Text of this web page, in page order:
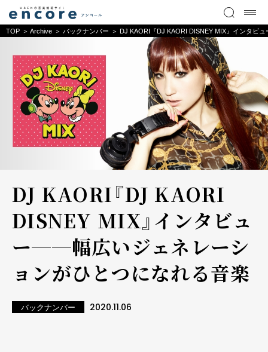
TOP Archive バックナンバー DJ KAORI『DJ KAORI DISNEY MIX』インタビ
DJ KAORI『DJ KAORI
DISNEY MIX』インタビュ
ー──幅広いジェネレーシ
ョンがひとつになれる音楽
バックナンバー 2020.11.06